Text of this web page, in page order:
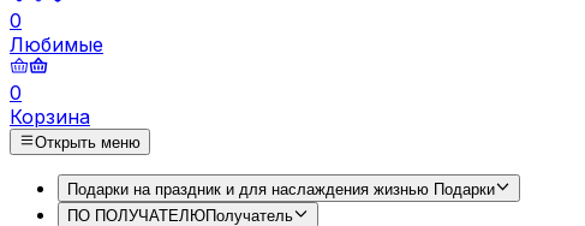
0
Любимые
0
Корзина
Открыть меню
Подарки на праздник и для наслаждения жизнью Подарки
ПО ПОЛУЧАТЕЛЮПолучатель